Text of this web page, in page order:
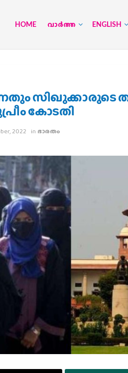
HOME വാര്‍ത്ത ENGLISH
സിഖുക്കാരുടെ
കോടതി
2022 in ഭാരതം